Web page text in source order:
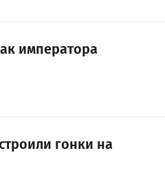
императора
гонки на